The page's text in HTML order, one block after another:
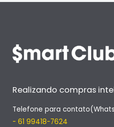
Realizando compras
Telefone para
- 61 99418-7624